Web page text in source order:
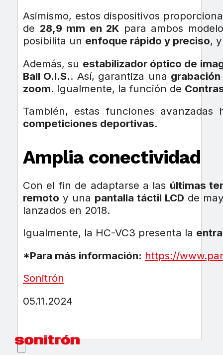
Asimismo, estos dispositivos
de 28,9 mm en 2K para ambos
posibilita un enfoque rápido y preciso,
Además, su estabilizador óptico de
Ball O.I.S.. Así, garantiza una
zoom. Igualmente, la función de
También, estas funciones avanzadas
competiciones deportivas.
Amplia conectividad
Con el fin de adaptarse a las últimas
remoto y una pantalla táctil LCD de
lanzados en 2018.
Igualmente, la HC-VC3 presenta la
*Para más información: https://
Sonitrón
05.11.2024